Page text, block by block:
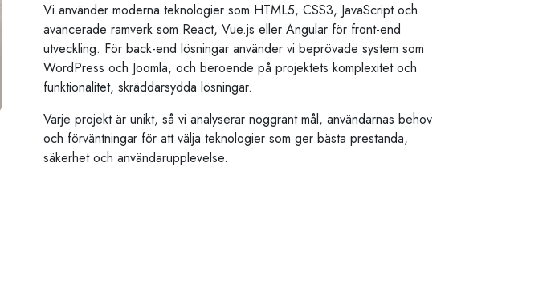
Vi använder moderna teknologier som HTML5, CSS3, JavaScript och
avancerade ramverk som React, Vue.js eller Angular för front-end
utveckling. För back-end lösningar använder vi beprövade system som
WordPress och Joomla, och beroende på projektets komplexitet och
funktionalitet, skräddarsydda lösningar.
Varje projekt är unikt, så vi analyserar noggrant mål, användarnas behov
och förväntningar för att välja teknologier som ger bästa prestanda,
säkerhet och användarupplevelse.